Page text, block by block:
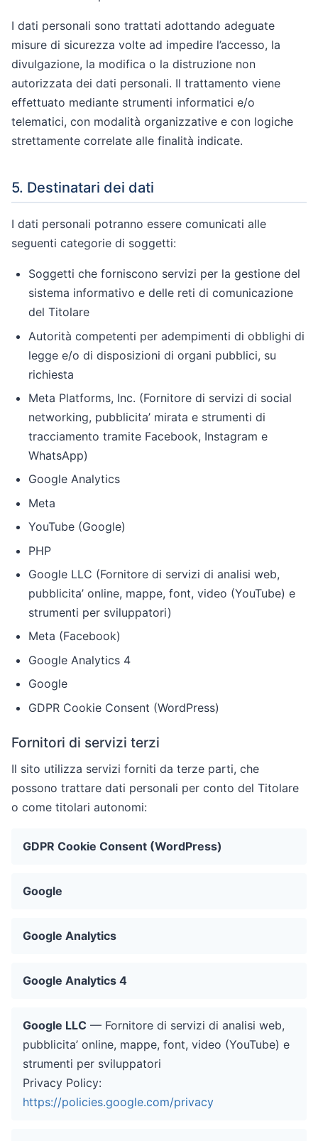
I dati personali sono trattati adottando adeguate
misure di sicurezza volte ad impedire l’accesso, la
divulgazione, la modifica o la distruzione non
autorizzata dei dati personali. Il trattamento viene
effettuato mediante strumenti informatici e/o
telematici, con modalità organizzative e con logiche
strettamente correlate alle finalità indicate.
5. Destinatari dei dati
I dati personali potranno essere comunicati alle
seguenti categorie di soggetti:
Soggetti che forniscono servizi per la gestione del
sistema informativo e delle reti di comunicazione
del Titolare
Autorità competenti per adempimenti di obblighi di
legge e/o di disposizioni di organi pubblici, su
richiesta
Meta Platforms, Inc. (Fornitore di servizi di social
networking, pubblicita’ mirata e strumenti di
tracciamento tramite Facebook, Instagram e
WhatsApp)
Google Analytics
Meta
YouTube (Google)
PHP
Google LLC (Fornitore di servizi di analisi web,
pubblicita’ online, mappe, font, video (YouTube) e
strumenti per sviluppatori)
Meta (Facebook)
Google Analytics 4
Google
GDPR Cookie Consent (WordPress)
Fornitori di servizi terzi
Il sito utilizza servizi forniti da terze parti, che
possono trattare dati personali per conto del Titolare
o come titolari autonomi:
GDPR Cookie Consent (WordPress)
Google
Google Analytics
Google Analytics 4
Google LLC — Fornitore di servizi di analisi web,
pubblicita’ online, mappe, font, video (YouTube) e
strumenti per sviluppatori
Privacy Policy:
https://policies.google.com/privacy